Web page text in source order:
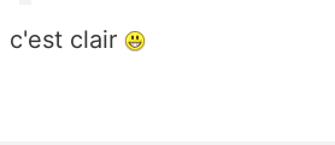
c'est clair